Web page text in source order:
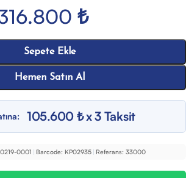
₺
Sepete Ekle
Hemen Satın Al
105.600 ₺ x 3 Taksit
0001 | Barcode: KP02935 | Referans: 33000